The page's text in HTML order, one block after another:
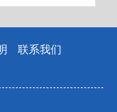
联系我们